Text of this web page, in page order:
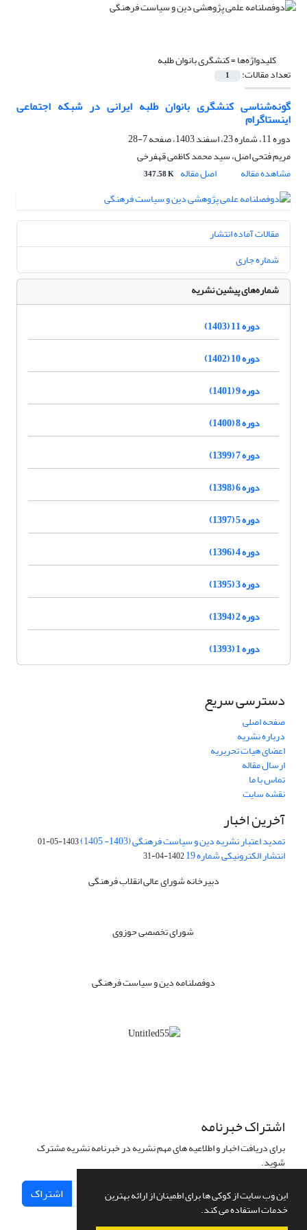
این وب سایت از کوکی ها برای اطمینان از ارائه بهترین
خدمات استفاده می کند.
کلیدواژه‌ها =کنشگری بانوان طلبه
تعداد مقالات: 1
گونه‌شناسی کنشگری بانوان طلبه ایرانی در شبکه اجتماعی
اینستاگرام
دوره 11، شماره 23، اسفند 1403، صفحه
7-28
مریم فتحی اصل، سید محمد کاظمی قهفرخی
مشاهده مقاله
اصل مقاله 347.58 K
مقالات آماده انتشار
شماره جاری
شماره‌های پیشین نشریه
دوره 11 (1403)
دوره 10 (1402)
دوره 9 (1401)
دوره 8 (1400)
دوره 7 (1399)
دوره 6 (1398)
دوره 5 (1397)
دوره 4 (1396)
دوره 3 (1395)
دوره 2 (1394)
دوره 1 (1393)
دسترسی سریع
صفحه اصلی
درباره نشریه
اعضای هیات تحریریه
ارسال مقاله
تماس با ما
نقشه سایت
آخرین اخبار
تمدید اعتبار نشریه دین و سیاست فرهنگی (1403- 1405) 1403-05-01
انتشار الکترونیکی شماره 19 1402-04-31
دبیرخانه شورای عالی انقلاب فرهنگی
شورای تخصصی حوزوی
دوفصلنامه دین و سیاست فرهنگی
اشتراک خبرنامه
برای دریافت اخبار و اطلاعیه های مهم نشریه در خبرنامه نشریه مشترک
شوید.
اشتراک